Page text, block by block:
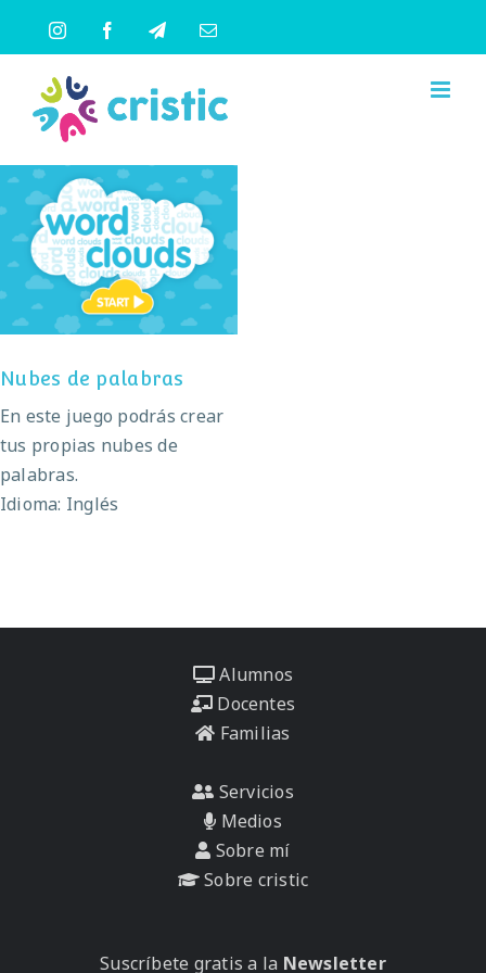
contenido
InstagramFacebookTelegramCorreo
Nubes de palabras
Nubes de palabras
En este juego podrás crear
tus propias nubes de
palabras.
Idioma: Inglés
Alumnos
Docentes
Familias
Servicios
Medios
Sobre mí
Sobre cristic
Suscríbete gratis a la Newsletter